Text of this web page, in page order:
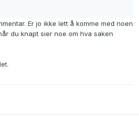
Er jo ikke lett å komme med noen
du knapt sier noe om hva saken